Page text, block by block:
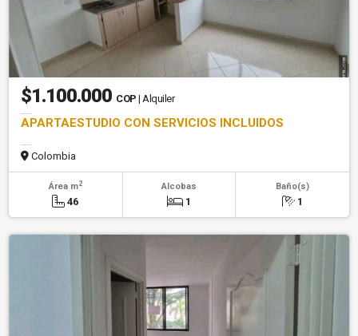
$1.100.000 COP | Alquiler
APARTAESTUDIO CON SERVICIOS INCLUIDOS
Colombia
Área m2
46
Alcobas
1
Baño(s)
1